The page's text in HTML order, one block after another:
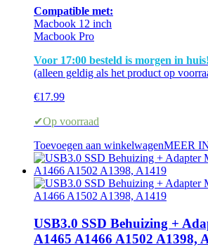
Compatible met:
Macbook 12 inch
Macbook Pro
Voor 17:00 besteld is morgen in huis!
(alleen geldig als het product op
€17.99
✔Op voorraad
Toevoegen aan winkelwagenMEER
USB3.0 SSD Behuizing +
A1465 A1466 A1502 A1398,